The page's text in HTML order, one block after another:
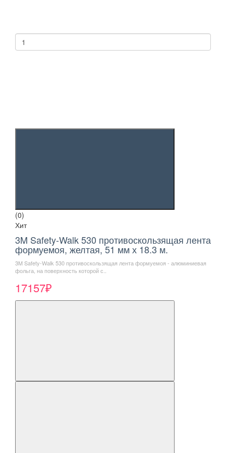
(0)
Хит
3M Safety-Walk 530 противоскользящая лента
формуемоя, желтая, 51 мм х 18.3 м.
3M Safety-Walk 530 противоскользящая лента формуемоя - алюминиевая
фольга, на поверхность которой с..
17157₽